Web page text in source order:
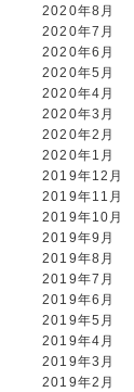
2020年8月
2020年7月
2020年6月
2020年5月
2020年4月
2020年3月
2020年2月
2020年1月
2019年12月
2019年11月
2019年10月
2019年9月
2019年8月
2019年7月
2019年6月
2019年5月
2019年4月
2019年3月
2019年2月